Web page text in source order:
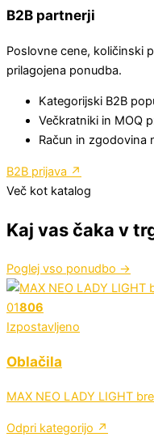
B2B partnerji
Poslovne cene, količinski
prilagojena ponudba.
Kategorijski B2B
Večkratniki in MOQ
Račun in zgodovina
B2B prijava ↗
Več kot katalog
Kaj vas čaka v
Poglej vso ponudbo →
01806
Izpostavljeno
Oblačila
MAX NEO LADY LIGHT
Odpri kategorijo ↗